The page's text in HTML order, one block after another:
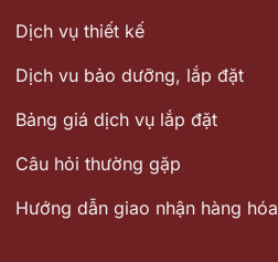
Dịch vụ thiết kế
Dịch vu bảo dưỡng, lắp đặt
Bảng giá dịch vụ lắp đặt
Câu hỏi thường gặp
Hướng dẫn giao nhận hàng hóa